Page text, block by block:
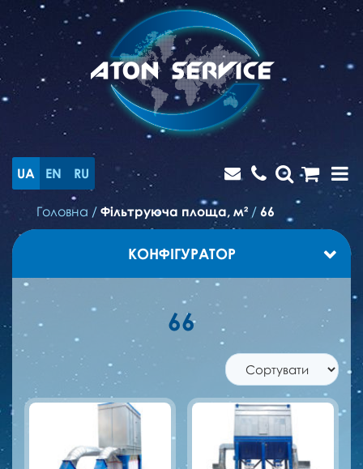
UA EN RU
Головна / Фільтруюча площа, м² / 66
КОНФІГУРАТОР
66